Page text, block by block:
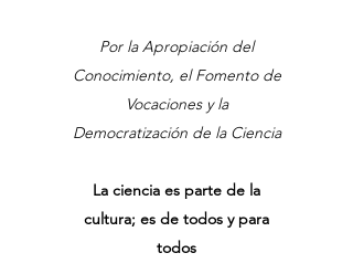
Por la Apropiación del
Conocimiento, el Fomento de
Vocaciones y la
Democratización de la Ciencia
La ciencia es parte de la
cultura; es de todos y para
todos